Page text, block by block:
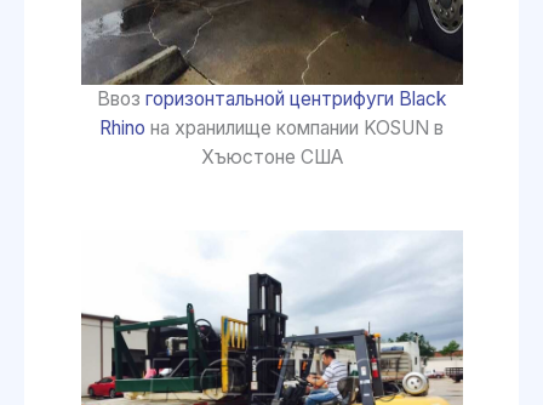
Ввоз горизонтальной центрифуги Black
Rhino на хранилище компании KOSUN в
Хъюстоне США